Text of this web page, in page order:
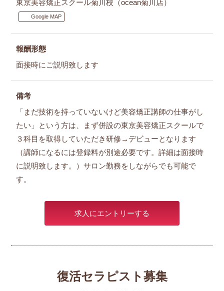
東京美容矯正スクール菊川校（ocean菊川店）
Google MAP
報酬形態
面接時にご説明致します
備考
「まだ技術を持っていないけど美容矯正講師の仕事がし
たい」という方は、まず併設の東京美容矯正スクールで
３科目を取得していただき研修→デビューとなります
（講師になるには登録料が別途必要です。詳細は面接時
に説明致します。）サロン勤務をしながらでも可能で
す。
求人にエントリーする
復活セラピスト募集